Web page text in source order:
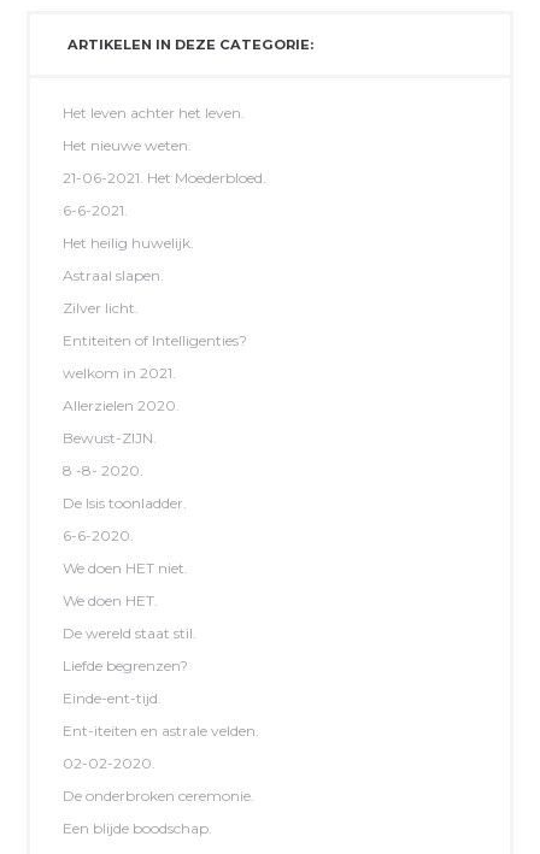
ARTIKELEN IN DEZE CATEGORIE:
Het leven achter het leven.
Het nieuwe weten.
21-06-2021. Het Moederbloed.
6-6-2021.
Het heilig huwelijk.
Astraal slapen.
Zilver licht.
Entiteiten of Intelligenties?
welkom in 2021.
Allerzielen 2020.
Bewust-ZIJN.
8 -8- 2020.
De Isis toonladder.
6-6-2020.
We doen HET niet.
We doen HET.
De wereld staat stil.
Liefde begrenzen?
Einde-ent-tijd.
Ent-iteiten en astrale velden.
02-02-2020.
De onderbroken ceremonie.
Een blijde boodschap.